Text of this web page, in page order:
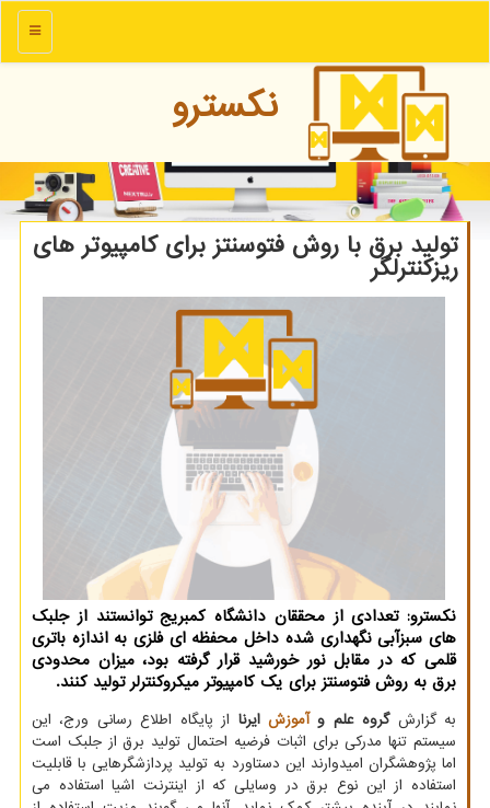
منو
نكسترو
تولید برق با روش فتوسنتز برای کامپیوتر های
ریزکنترلگر
نکسترو: تعدادی از محققان دانشگاه کمبریج توانستند از جلبک
های سبزآبی نگهداری شده داخل محفظه ای فلزی به اندازه باتری
قلمی که در مقابل نور خورشید قرار گرفته بود، میزان محدودی
برق به روش فتوسنتز برای یک کامپیوتر میکروکنترلر تولید کنند.
به گزارشگروه علم وآموزش ایرنا از پایگاه اطلاع رسانی ورج، این
سیستم تنها مدرکی برای اثبات فرضیه احتمال تولید برق از جلبک است
اما پژوهشگران امیدوارند این دستاورد به تولید پردازشگرهایی با قابلیت
استفاده از این نوع برق در وسایلی که از اینترنت اشیا استفاده می